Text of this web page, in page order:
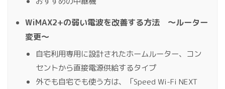
WiMAX2+の弱い電波を改善する方法 〜ルーター
変更〜
自宅利用専用に設計されたホームルーター、コン
セントから直接電源供給するタイプ
外でも自宅でも使う方は、「Speed Wi-Fi NEXT